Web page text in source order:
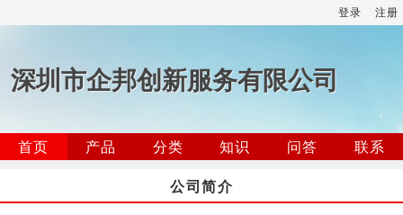
登录 注册
深圳市企邦创新服务有限公司
首页 产品 分类 知识 问答
联系
公司简介